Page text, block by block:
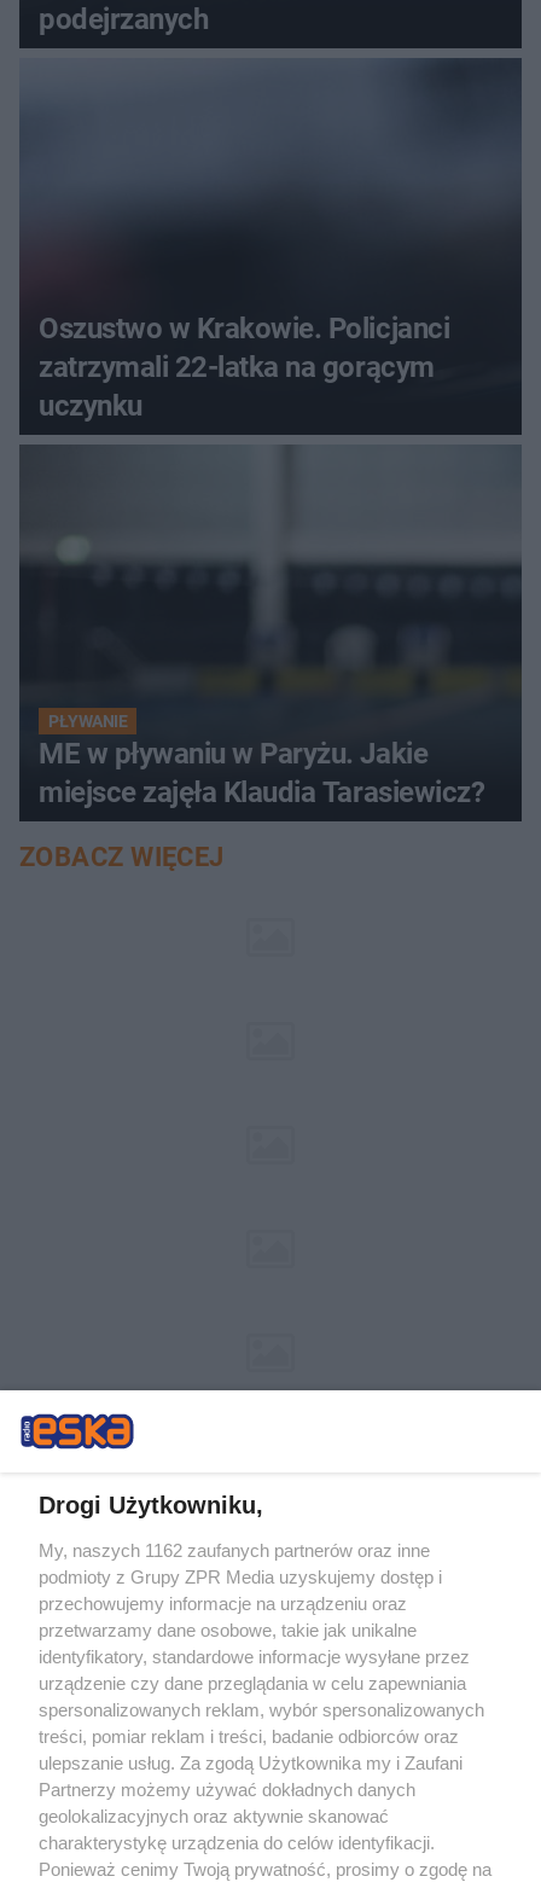
podejrzanych
Oszustwo w Krakowie. Policjanci
zatrzymali 22-latka na gorącym
uczynku
PŁYWANIE
ME w pływaniu w Paryżu. Jakie
miejsce zajęła Klaudia Tarasiewicz?
ZOBACZ WIĘCEJ
Żaden utwór zamieszczony w serwisie nie może być powielany i
rozpowszechniany lub dalej rozpowszechniany w jakikolwiek sposób (w
tym także elektroniczny lub mechaniczny) na jakimkolwiek polu
eksploatacji w jakiejkolwiek formie, włącznie z umieszczaniem w Internecie
bez pisemnej zgody właściciela praw. Jakiekolwiek użycie lub
wykorzystanie utworów w całości lub w części z naruszeniem prawa, tzn.
bez właściwej zgody, jest zabronione pod groźbą kary i może być ścigane
prawnie.
O nas
Drogi Użytkowniku,
My, naszych 1162 zaufanych partnerów oraz inne
podmioty z Grupy ZPR Media uzyskujemy dostęp i
przechowujemy informacje na urządzeniu oraz
przetwarzamy dane osobowe, takie jak unikalne
identyfikatory, standardowe informacje wysyłane przez
urządzenie czy dane przeglądania w celu zapewniania
spersonalizowanych reklam, wybór spersonalizowanych
treści, pomiar reklam i treści, badanie odbiorców oraz
ulepszanie usług. Za zgodą Użytkownika my i Zaufani
Partnerzy możemy używać dokładnych danych
geolokalizacyjnych oraz aktywnie skanować
charakterystykę urządzenia do celów identyfikacji.
Ponieważ cenimy Twoją prywatność, prosimy o zgodę na